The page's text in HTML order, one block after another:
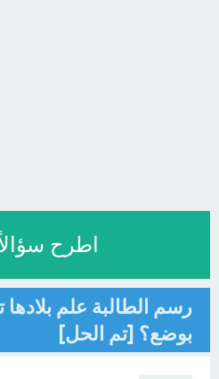
اطرح
رسم الطالبة علم
بوضع؟ [تم الحل]